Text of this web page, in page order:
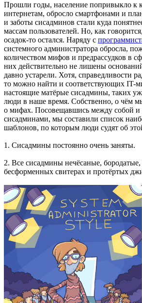
Прошли годы, население попривыкло к
интернетам, обросло смартфонами и
и заботы сисадминов стали куда
массам пользователей. Но, как
осадок-то остался. Наряду с
системного администратора обросла,
количеством мифов и предрассудков в
них действительно не лишены
давно устарели. Хотя, справедливости
то можно найти и соответствующих IT-
настоящие матёрые сисадмины, таких
люди в наше время. Собственно, о чём
о мифах. Посовещавшись между собой
сисадминами, мы составили список
шаблонов, по которым люди судят об
1. Сисадмины постоянно очень заняты.
2. Все сисадмины нечёсаные, бородатые,
бесформенных свитерах и протёртых